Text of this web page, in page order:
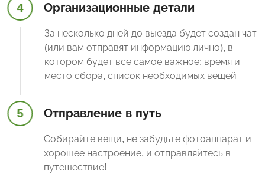
4 Организационные детали
За несколько дней до выезда будет создан чат
(или вам отправят информацию лично), в
котором будет все самое важное: время и
место сбора, список необходимых вещей
5 Отправление в путь
Собирайте вещи, не забудьте фотоаппарат и
хорошее настроение, и отправляйтесь в
путешествие!